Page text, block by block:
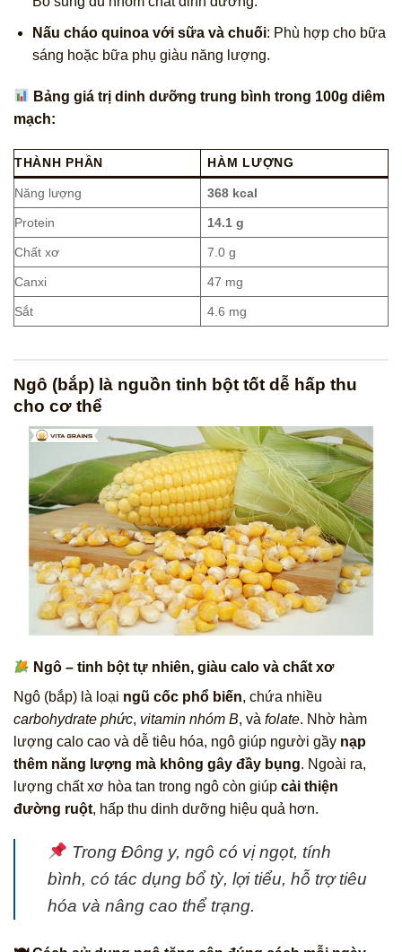
Nấu cháo quinoa với sữa và chuối: Phù hợp cho bữa
sáng hoặc bữa phụ giàu năng lượng.
Bảng giá trị dinh dưỡng trung bình trong 100g diêm
mạch:
THÀNH PHẦN HÀM LƯỢNG
Năng lượng 368 kcal
Protein 14.1 g
Chất xơ 7.0 g
Canxi 47 mg
Sắt 4.6 mg
Ngô (bắp) là nguồn tinh bột tốt dễ hấp thu
cho cơ thể
Ngô – tinh bột tự nhiên, giàu calo và chất xơ
Ngô (bắp) là loại ngũ cốc phổ biến, chứa nhiều
carbohydrate phức, vitamin nhóm B, và folate. Nhờ hàm
lượng calo cao và dễ tiêu hóa, ngô giúp người gầy nạp
thêm năng lượng mà không gây đầy bụng. Ngoài ra,
lượng chất xơ hòa tan trong ngô còn giúp cải thiện
đường ruột, hấp thu dinh dưỡng hiệu quả hơn.
Trong Đông y, ngô có vị ngọt, tính
bình, có tác dụng bổ tỳ, lợi tiểu, hỗ trợ tiêu
hóa và nâng cao thể trạng.